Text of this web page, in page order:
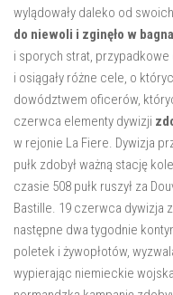
wylądowały daleko od
do niewoli i zginęło w
i sporych strat, przypadkowe
i osiągały różne cele, o
dowództwem oficerów,
czerwca elementy dywizji
w rejonie La Fiere. Dywizja
pułk zdobył ważną stację
czasie 508 pułk ruszył za
Bastille. 19 czerwca dywizja
następne dwa tygodnie
poletek i żywopłotów,
wypierając niemieckie